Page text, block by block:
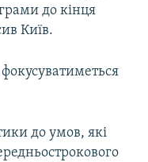
до кінця
Київ.
до умов, які